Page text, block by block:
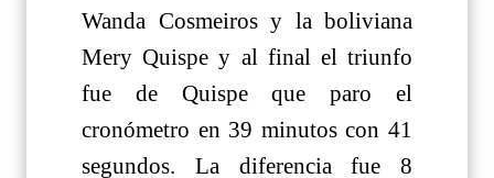
Wanda Cosmeiros y la boliviana
Mery Quispe y al final el triunfo
fue de Quispe que paro el
cronómetro en 39 minutos con 41
segundos. La diferencia fue 8